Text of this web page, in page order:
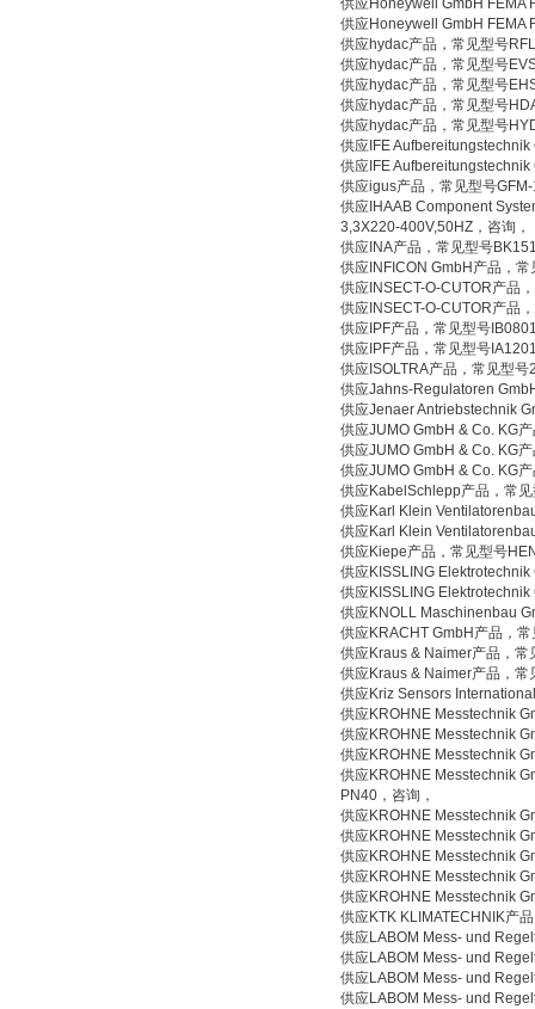
供应Honeywell GmbH FEMA
供应Honeywell GmbH FEMA
供应hydac产品，常见型号
供应hydac产品，常见型号
供应hydac产品，常见型号
供应hydac产品，常见型号
供应hydac产品，常见型号
供应IFE
供应IFE
供应igus产品，常见型号
供应IHAAB Component
3,3X220-400V,50HZ，咨询，
供应INA产品，常见型号
供应INFICON GmbH产品，
供应INSECT-O-CUTOR产品
供应INSECT-O-CUTOR产品
供应IPF产品，常见型号
供应IPF产品，常见型号
供应ISOLTRA产品，常见型
供应Jahns-Regulatoren
供应Jenaer Antriebstechnik
供应JUMO GmbH & Co. KG
供应JUMO GmbH & Co. KG
供应JUMO GmbH & Co. KG
供应KabelSchlepp产品，常
供应Karl Klein
供应Karl Klein
供应Kiepe产品，常见型号
供应KISSLING
供应KISSLING
供应KNOLL Maschinenbau
供应KRACHT GmbH产品，
供应Kraus & Naimer产品，
供应Kraus & Naimer产品，
供应Kriz Sensors
供应KROHNE Messtechnik
供应KROHNE Messtechnik
供应KROHNE Messtechnik
供应KROHNE Messtechnik
PN40，咨询，
供应KROHNE Messtechnik
供应KROHNE Messtechnik
供应KROHNE Messtechnik
供应KROHNE Messtechnik
供应KROHNE Messtechnik
供应KTK KLIMATECHNIK产
供应LABOM Mess- und
供应LABOM Mess- und
供应LABOM Mess- und
供应LABOM Mess- und